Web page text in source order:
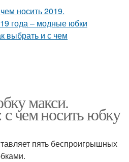
макси.
чем носить юбку
пять беспроигрышных